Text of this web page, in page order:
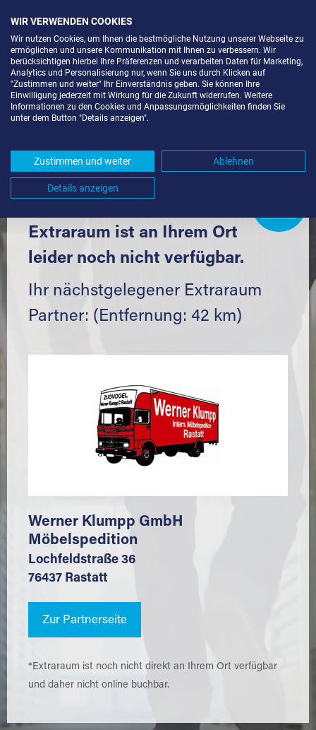
LAGERBOX IN BRUCHSAL (76646)
Komfortabel einlagern mit Extraraum
Extraraum ist an Ihrem Ort
leider noch nicht verfügbar.
Ihr nächstgelegener Extraraum
Partner: (Entfernung: 42 km)
Werner Klumpp GmbH
Möbelspedition
Lochfeldstraße 36
76437 Rastatt
Zur Partnerseite
*Extraraum ist noch nicht direkt an Ihrem Ort verfügbar
und daher nicht online buchbar.
WIR VERWENDEN COOKIES
Wir nutzen Cookies, um Ihnen die bestmögliche Nutzung unserer Webseite zu
ermöglichen und unsere Kommunikation mit Ihnen zu verbessern. Wir
berücksichtigen hierbei Ihre Präferenzen und verarbeiten Daten für Marketing,
Analytics und Personalisierung nur, wenn Sie uns durch Klicken auf
"Zustimmen und weiter" Ihr Einverständnis geben. Sie können Ihre
Einwilligung jederzeit mit Wirkung für die Zukunft widerrufen. Weitere
Informationen zu den Cookies und Anpassungsmöglichkeiten finden Sie
unter dem Button "Details anzeigen".
Zustimmen und weiter Ablehnen
Details anzeigen